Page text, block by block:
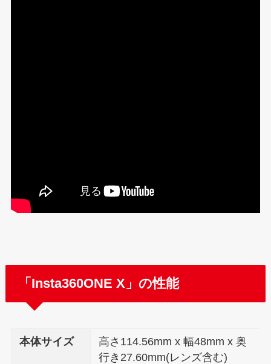
「Insta360ONE X」の性能
本体サイズ
高さ114.56mm x 幅48mm x 奥
行き27.60mm(レンズ含む)